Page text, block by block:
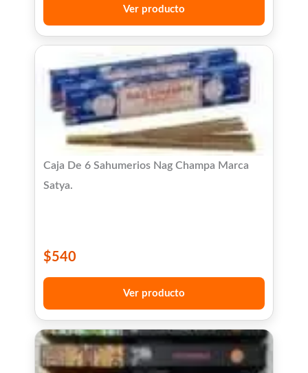
Ver producto
Caja De 6 Sahumerios Nag Champa Marca
Satya.
$540
Ver producto